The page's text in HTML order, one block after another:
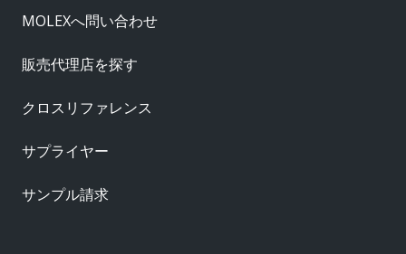
MOLEXへ問い合わせ
販売代理店を探す
クロスリファレンス
サプライヤー
サンプル請求